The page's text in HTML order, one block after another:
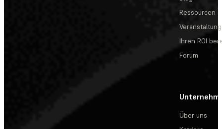
Ressourcen
Ihren ROI
Forum
Über uns